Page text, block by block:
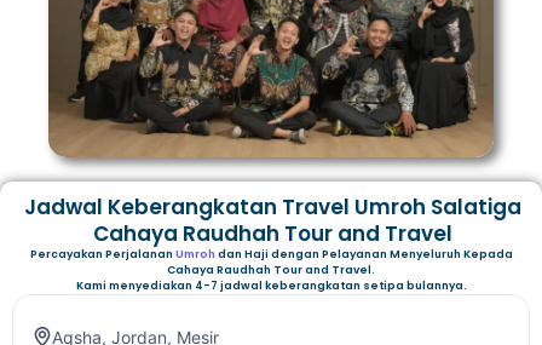
Jadwal Keberangkatan Travel Umroh Salatiga
Cahaya Raudhah Tour and Travel
Percayakan Perjalanan Umroh dan Haji dengan Pelayanan Menyeluruh Kepada
Cahaya Raudhah Tour and Travel.
Kami menyediakan 4-7 jadwal keberangkatan setipa bulannya.
Aqsha, Jordan, Mesir